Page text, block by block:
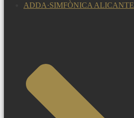
ADDA·SIMFÒNICA ALICANTE